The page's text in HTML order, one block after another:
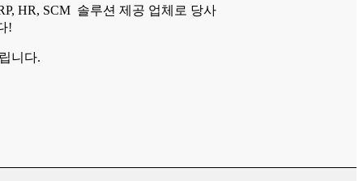
HR, SCM 솔루션 제공 업체로 당사
!
니다.